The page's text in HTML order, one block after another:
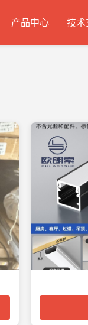
产品中心 技术